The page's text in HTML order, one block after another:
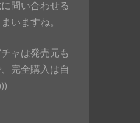
問い合わせる
いますね。
ャは発売元も
完全購入は自